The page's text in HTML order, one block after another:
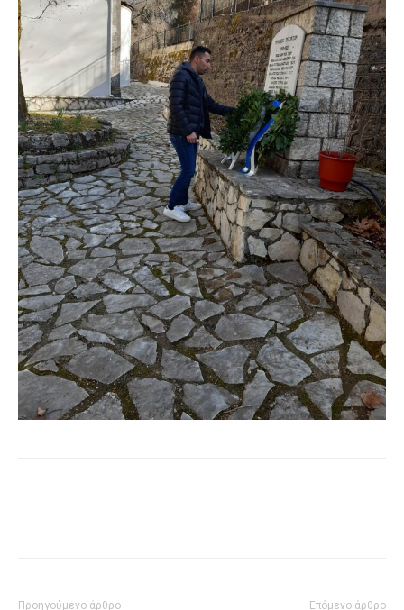
Προηγούμενο άρθρο Επόμενο άρθρο